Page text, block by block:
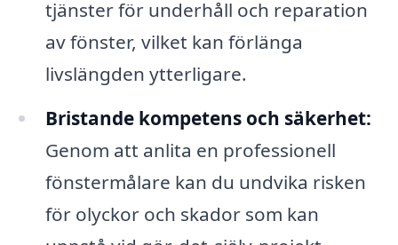
tjänster för underhåll och reparation
av fönster, vilket kan förlänga
livslängden ytterligare.
Bristande kompetens och säkerhet:
Genom att anlita en professionell
fönstermålare kan du undvika risken
för olyckor och skador som kan